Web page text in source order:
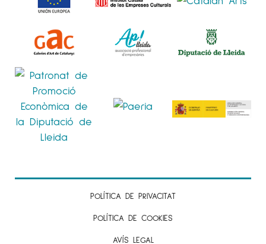
POLÍTICA DE PRIVACITAT
POLÍTICA DE COOKIES
AVÍS LEGAL